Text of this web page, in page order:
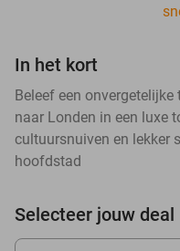
In het kort
Beleef een
naar Londen in een luxe
cultuursnuiven en lekker
hoofdstad
Selecteer jouw deal